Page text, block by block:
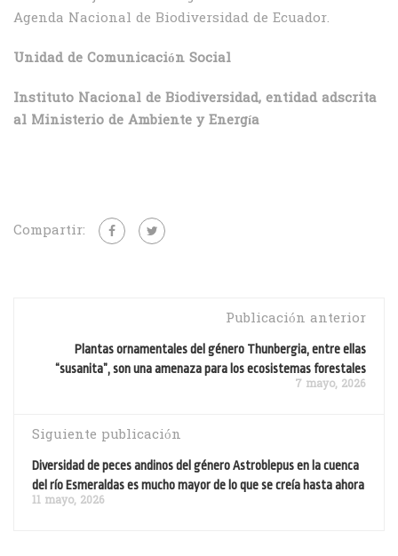
Agenda Nacional de Biodiversidad de Ecuador.
Unidad de Comunicación Social
Instituto Nacional de Biodiversidad, entidad adscrita
al Ministerio de Ambiente y Energía
Compartir:
Publicación anterior
Plantas ornamentales del género Thunbergia, entre ellas
“susanita”, son una amenaza para los ecosistemas forestales
7 mayo, 2026
Siguiente publicación
Diversidad de peces andinos del género Astroblepus en la cuenca
del río Esmeraldas es mucho mayor de lo que se creía hasta ahora
11 mayo, 2026